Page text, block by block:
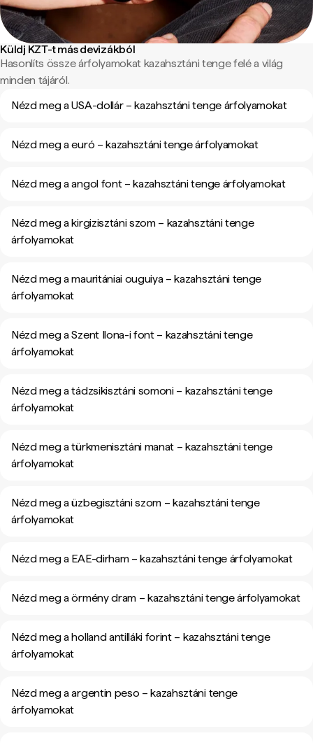
Küldj KZT-t más devizákból
Hasonlíts össze árfolyamokat kazahsztáni tenge felé a világ
minden tájáról.
Nézd meg a USA-dollár – kazahsztáni tenge árfolyamokat
Nézd meg a euró – kazahsztáni tenge árfolyamokat
Nézd meg a angol font – kazahsztáni tenge árfolyamokat
Nézd meg a kirgizisztáni szom – kazahsztáni tenge
árfolyamokat
Nézd meg a mauritániai ouguiya – kazahsztáni tenge
árfolyamokat
Nézd meg a Szent Ilona-i font – kazahsztáni tenge
árfolyamokat
Nézd meg a tádzsikisztáni somoni – kazahsztáni tenge
árfolyamokat
Nézd meg a türkmenisztáni manat – kazahsztáni tenge
árfolyamokat
Nézd meg a üzbegisztáni szom – kazahsztáni tenge
árfolyamokat
Nézd meg a EAE-dirham – kazahsztáni tenge árfolyamokat
Nézd meg a örmény dram – kazahsztáni tenge árfolyamokat
Nézd meg a holland antilláki forint – kazahsztáni tenge
árfolyamokat
Nézd meg a argentin peso – kazahsztáni tenge
árfolyamokat